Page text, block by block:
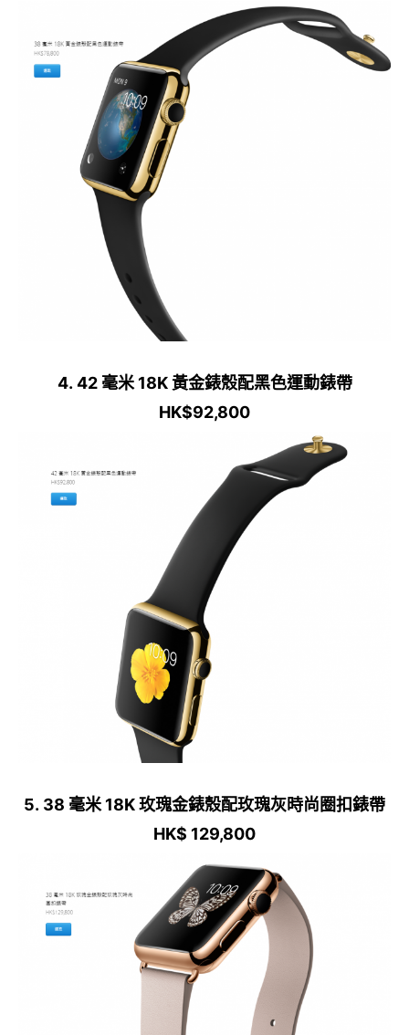
4. 42 毫米 18K 黃金錶殼配黑色運動錶帶
HK$92,800
5. 38 毫米 18K 玫瑰金錶殼配玫瑰灰時尚圈扣錶帶
HK$ 129,800